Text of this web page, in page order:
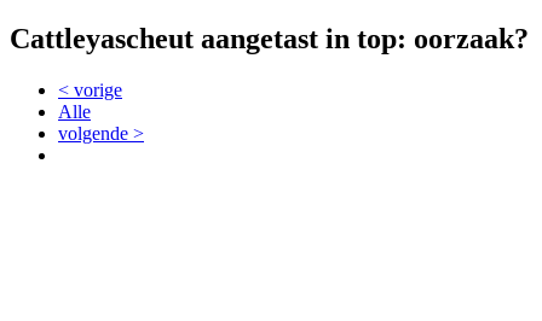
Cattleyascheut aangetast in top: oorzaak?
< vorige
Alle
volgende >